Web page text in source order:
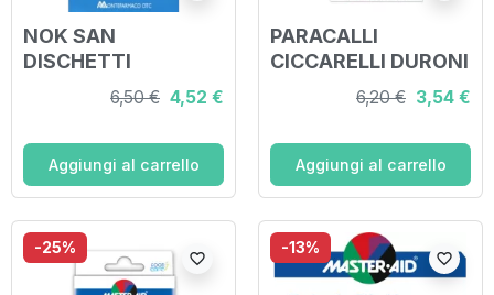
NOK SAN
DISCHETTI
CALLIFUGO CON
INFRADITO
6,50 € 4,52 €
Aggiungi al carrello
PARACALLI
CICCARELLI DURONI
6,20 € 3,54 €
Aggiungi al carrello
-25%
favorite_border
-13%
favorite_border